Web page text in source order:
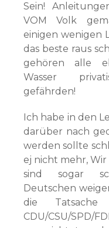
Sein!
VOM Volk
einigen wenigen
das beste raus
gehören alle
Wasser
gefährden!
Ich habe in den
darüber nach
werden sollte
ej nicht mehr,
sind sogar
Deutschen
die
CDU/CSU/